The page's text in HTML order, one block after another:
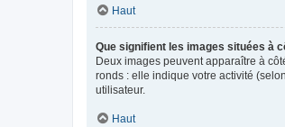
Haut
Que signifient les images situées à
Deux images peuvent apparaître à
ronds : elle indique votre activité
utilisateur.
Haut